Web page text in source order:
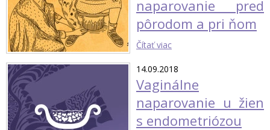
naparovanie pred
pôrodom a pri ňom
Čítať viac
14.09.2018
Vaginálne
naparovanie u žien
s endometriózou